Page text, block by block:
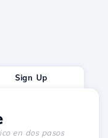
Sign Up
en dos pasos